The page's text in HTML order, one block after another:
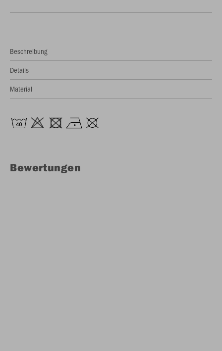
Beschreibung
Details
Material
Bewertungen